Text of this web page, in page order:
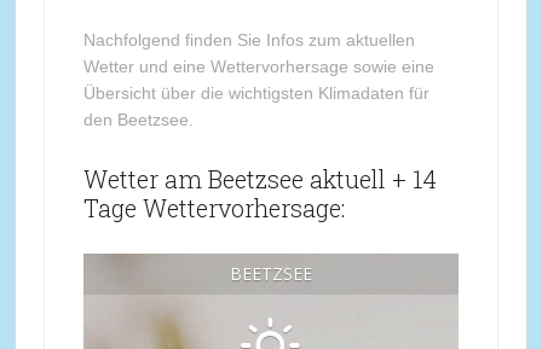
Nachfolgend finden Sie Infos zum aktuellen
Wetter und eine Wettervorhersage sowie eine
Übersicht über die wichtigsten Klimadaten für
den Beetzsee.
Wetter am Beetzsee aktuell + 14
Tage Wettervorhersage:
BEETZSEE